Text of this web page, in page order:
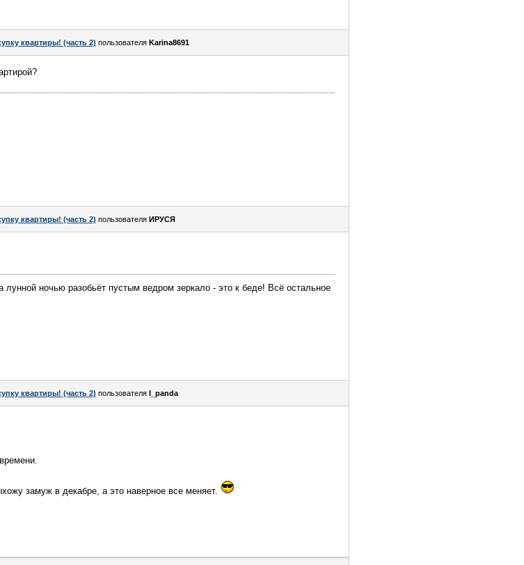
квартиры! (часть 2) пользователя Karina8691
квартиры! (часть 2) пользователя ИРУСЯ
ночью разобьёт пустым ведром зеркало - это к беде! Всё остальное
квартиры! (часть 2) пользователя I_panda
замуж в декабре, а это наверное все меняет.